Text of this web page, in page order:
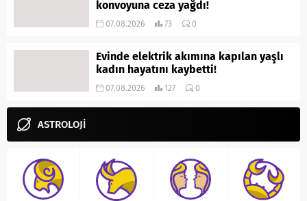
konvoyuna ceza yağdı!
07.08.2026 73 0
Evinde elektrik akımına kapılan yaşlı
kadın hayatını kaybetti!
07.08.2026 127 0
ASTROLOJİ